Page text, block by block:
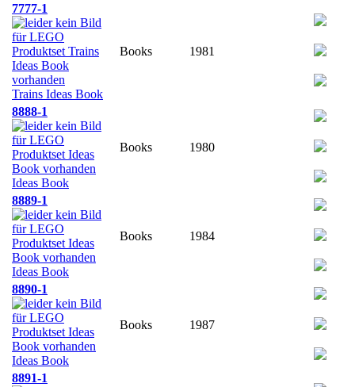
7777-1
Trains Ideas Book
Books 1981
8888-1
Ideas Book
Books 1980
8889-1
Ideas Book
Books 1984
8890-1
Ideas Book
Books 1987
8891-1